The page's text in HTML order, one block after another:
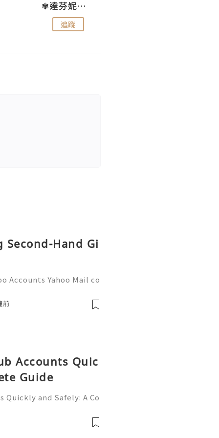
✾達芬妮•愛孩子•愛生活✾
追蹤
Hand Gi
Accounts Yahoo Mail co
and online a
前
Accounts Quic
Guide
and Safely: A Co
programmers, startup